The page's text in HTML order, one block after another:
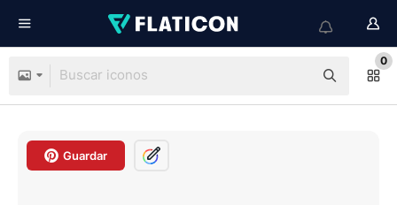
0
Guardar